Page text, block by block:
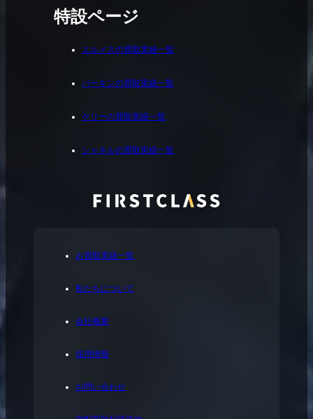
お買取実績一覧
私たちについて
会社概要
採用情報
お問い合わせ
特設ページ
エルメスの買取実績一覧
バーキンの買取実績一覧
ケリーの買取実績一覧
シャネルの買取実績一覧